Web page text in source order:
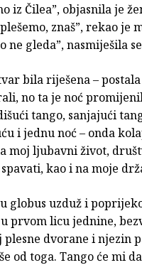
iz Čilea”, objasnila je
znaš”, rekao je
ne gleda”, nasmiješila
bila riješena –
no ta je noć
tango, sanjajući
i jednu noć – onda
moj ljubavni život,
kao i na moje
globus uzduž i
prvom licu jednine,
plesne dvorane i njezin
od toga. Tango će mi